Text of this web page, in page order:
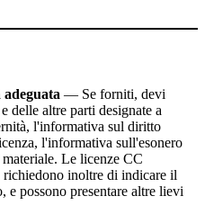
— Se forniti, devi
delle altre parti designate a
l'informativa sul diritto
l'informativa sull'esonero
Le licenze CC
richiedono inoltre di indicare il
e possono presentare altre lievi